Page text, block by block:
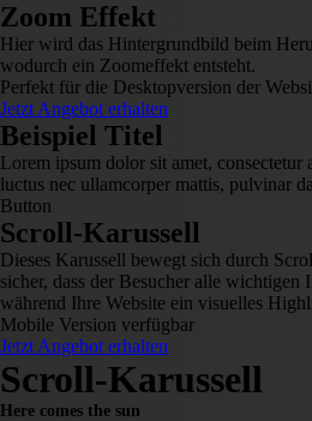
Zoom Effekt
Hier wird das Hintergrundbild beim
wodurch ein Zoomeffekt entsteht.
Perfekt für die Desktopversion der
Jetzt Angebot erhalten
Beispiel Titel
Lorem ipsum dolor sit amet,
luctus nec ullamcorper mattis, pulvinar
Button
Scroll-Karussell
Dieses Karussell bewegt sich durch
sicher, dass der Besucher alle wichtigen
während Ihre Website ein visuelles
Mobile Version verfügbar
Jetzt Angebot erhalten
Scroll-Karussell
Here comes the sun